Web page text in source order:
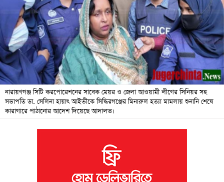
নগরের
বাইরে
আদালতপাড়া
জনদুর্ভোগ
বিশেষ
সংবাদ
শিক্ষা
নারায়ণগঞ্জ সিটি করপোরেশনের সাবেক মেয়র ও জেলা আওয়ামী লীগের সিনিয়র সহ
সভাপতি ডা. সেলিনা হায়াৎ আইভীকে সিদ্ধিরগঞ্জের মিনারুল হত্যা মামলায় শুনানি শেষে
কারাগারে পাঠানোর আদেশ দিয়েছে আদালত।